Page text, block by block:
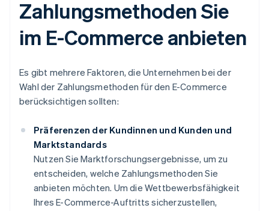
Zahlungsmethoden Sie
im E-Commerce anbieten
Es gibt mehrere Faktoren, die Unternehmen bei der
Wahl der Zahlungsmethoden für den E-Commerce
berücksichtigen sollten:
Präferenzen der Kundinnen und Kunden und
Marktstandards
Nutzen Sie Marktforschungsergebnisse, um zu
entscheiden, welche Zahlungsmethoden Sie
anbieten möchten. Um die Wettbewerbsfähigkeit
Ihres E-Commerce-Auftritts sicherzustellen,